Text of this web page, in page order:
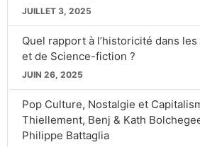
JUILLET 3, 2025
Quel rapport à l’historicité dans
et de Science-fiction ?
JUIN 26, 2025
Pop Culture, Nostalgie et
Thiellement, Benj & Kath
Philippe Battaglia